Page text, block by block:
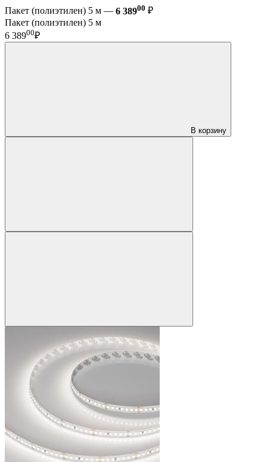
Пакет (полиэтилен) 5 м — 6 38900 ₽
Пакет (полиэтилен) 5 м
6 38900₽
В корзину